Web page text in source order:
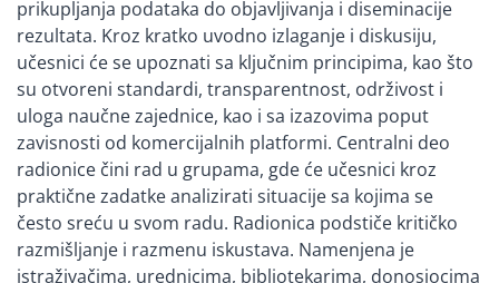
prikupljanja podataka do objavljivanja i diseminacije
rezultata. Kroz kratko uvodno izlaganje i diskusiju,
učesnici će se upoznati sa ključnim principima, kao što
su otvoreni standardi, transparentnost, održivost i
uloga naučne zajednice, kao i sa izazovima poput
zavisnosti od komercijalnih platformi. Centralni deo
radionice čini rad u grupama, gde će učesnici kroz
praktične zadatke analizirati situacije sa kojima se
često sreću u svom radu. Radionica podstiče kritičko
razmišljanje i razmenu iskustava. Namenjena je
istraživačima, urednicima, bibliotekarima, donosiocima